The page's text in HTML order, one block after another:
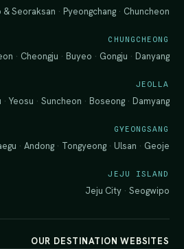
& Seoraksan · Pyeongchang· Chuncheon
CHUNGCHEONG
· Cheongju · Buyeo · Gongju · Danyang
JEOLLA
· Yeosu · Suncheon · Boseong· Damyang
GYEONGSANG
· Andong· Tongyeong· Ulsan · Geoje
JEJU ISLAND
Jeju City· Seogwipo
OUR DESTINATION WEBSITES